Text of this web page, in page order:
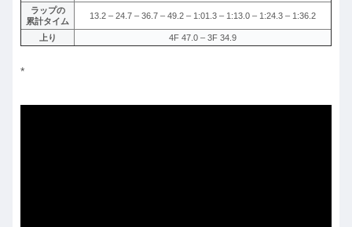
ラップの
累計タイム
13.2 – 24.7 – 36.7 – 49.2 – 1:01.3 – 1:13.0 – 1:24.3 – 1:36.2
上り 4F 47.0 – 3F 34.9
*